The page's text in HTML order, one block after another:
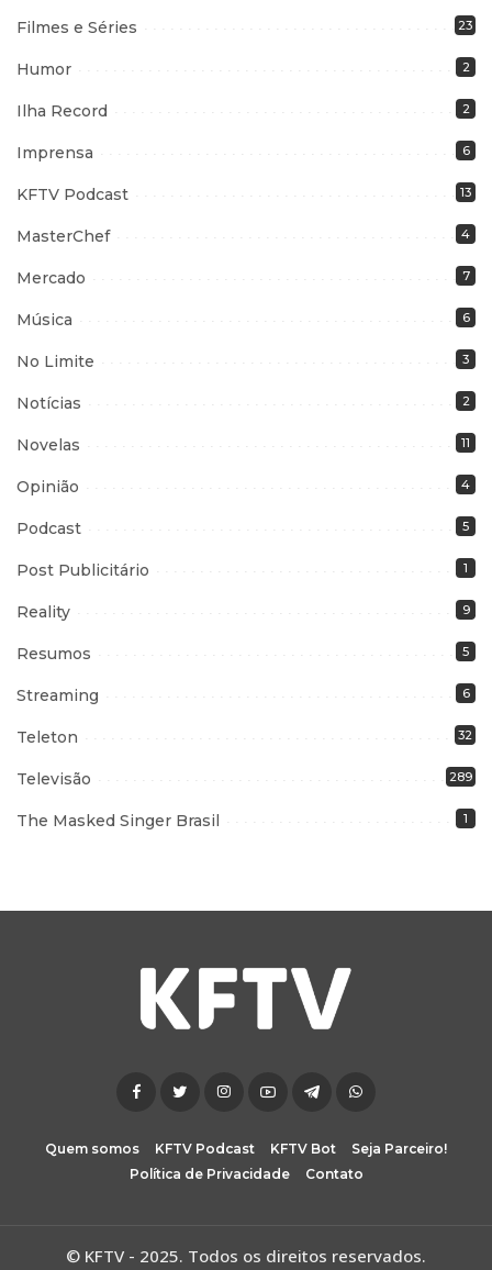
Filmes e Séries 23
Humor 2
Ilha Record 2
Imprensa 6
KFTV Podcast 13
MasterChef 4
Mercado 7
Música 6
No Limite 3
Notícias 2
Novelas 11
Opinião 4
Podcast 5
Post Publicitário 1
Reality 9
Resumos 5
Streaming 6
Teleton 32
Televisão 289
The Masked Singer Brasil 1
Quem somos KFTV Podcast KFTV Bot
Seja Parceiro!
Política de Privacidade
Contato
© KFTV - 2025. Todos os direitos reservados.